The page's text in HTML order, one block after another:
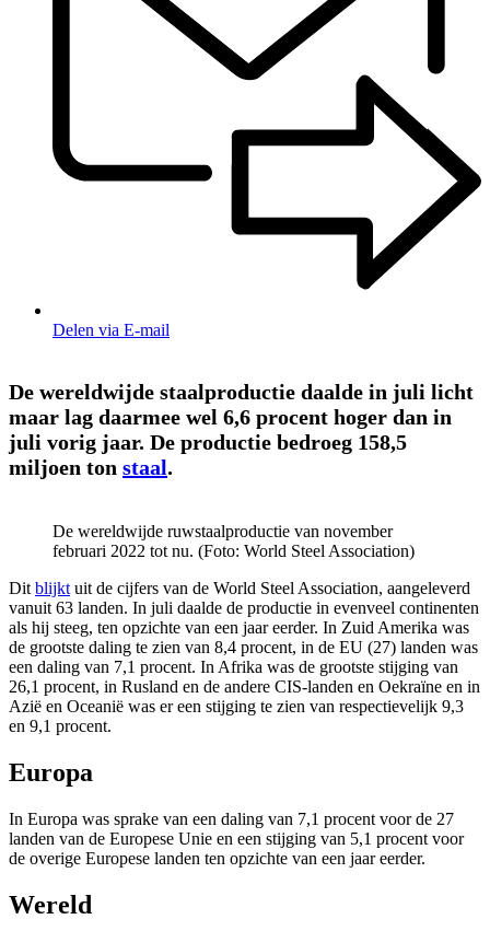
Delen via E-mail
De wereldwijde staalproductie daalde in juli licht
maar lag daarmee wel 6,6 procent hoger dan in
juli vorig jaar. De productie bedroeg 158,5
miljoen ton staal.
De wereldwijde ruwstaalproductie van november
februari 2022 tot nu. (Foto: World Steel Association)
Dit blijkt uit de cijfers van de World Steel Association, aangeleverd
vanuit 63 landen. In juli daalde de productie in evenveel continenten
als hij steeg, ten opzichte van een jaar eerder. In Zuid Amerika was
de grootste daling te zien van 8,4 procent, in de EU (27) landen was
een daling van 7,1 procent. In Afrika was de grootste stijging van
26,1 procent, in Rusland en de andere CIS-landen en Oekraïne en in
Azië en Oceanië was er een stijging te zien van respectievelijk 9,3
en 9,1 procent.
Europa
In Europa was sprake van een daling van 7,1 procent voor de 27
landen van de Europese Unie en een stijging van 5,1 procent voor
de overige Europese landen ten opzichte van een jaar eerder.
Wereld